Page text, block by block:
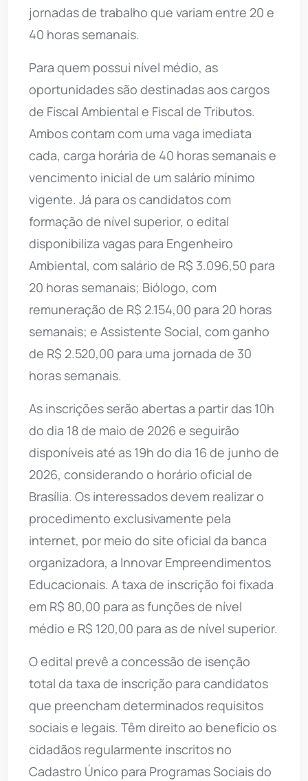
jornadas de trabalho que variam entre 20 e
40 horas semanais.
Para quem possui nível médio, as
oportunidades são destinadas aos cargos
de Fiscal Ambiental e Fiscal de Tributos.
Ambos contam com uma vaga imediata
cada, carga horária de 40 horas semanais e
vencimento inicial de um salário mínimo
vigente. Já para os candidatos com
formação de nível superior, o edital
disponibiliza vagas para Engenheiro
Ambiental, com salário de R$ 3.096,50 para
20 horas semanais; Biólogo, com
remuneração de R$ 2.154,00 para 20 horas
semanais; e Assistente Social, com ganho
de R$ 2.520,00 para uma jornada de 30
horas semanais.
As inscrições serão abertas a partir das 10h
do dia 18 de maio de 2026 e seguirão
disponíveis até as 19h do dia 16 de junho de
2026, considerando o horário oficial de
Brasília. Os interessados devem realizar o
procedimento exclusivamente pela
internet, por meio do site oficial da banca
organizadora, a Innovar Empreendimentos
Educacionais. A taxa de inscrição foi fixada
em R$ 80,00 para as funções de nível
médio e R$ 120,00 para as de nível superior.
O edital prevê a concessão de isenção
total da taxa de inscrição para candidatos
que preencham determinados requisitos
sociais e legais. Têm direito ao benefício os
cidadãos regularmente inscritos no
Cadastro Único para Programas Sociais do